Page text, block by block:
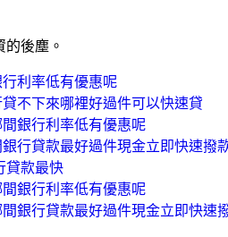
後塵。
利率低有優惠呢
不下來哪裡好過件可以快速貸
銀行利率低有優惠呢
行貸款最好過件現金立即快速撥
貸款最快
銀行利率低有優惠呢
銀行貸款最好過件現金立即快速